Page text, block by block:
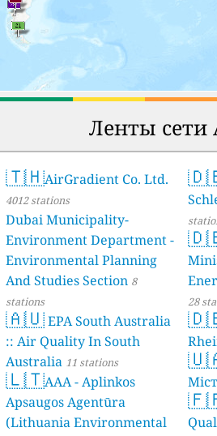
Ленты сети
🇹🇭AirGradient Co. Ltd.
4012 stations
Dubai Municipality-
Environment Department -
Environmental Planning
And Studies Section 8
stations
🇦🇺EPA South Australia
:: Air Quality In South
Australia 11 stations
🇱🇹AAA - Aplinkos
Apsaugos Agentūra
(Lithuania Environmental
28